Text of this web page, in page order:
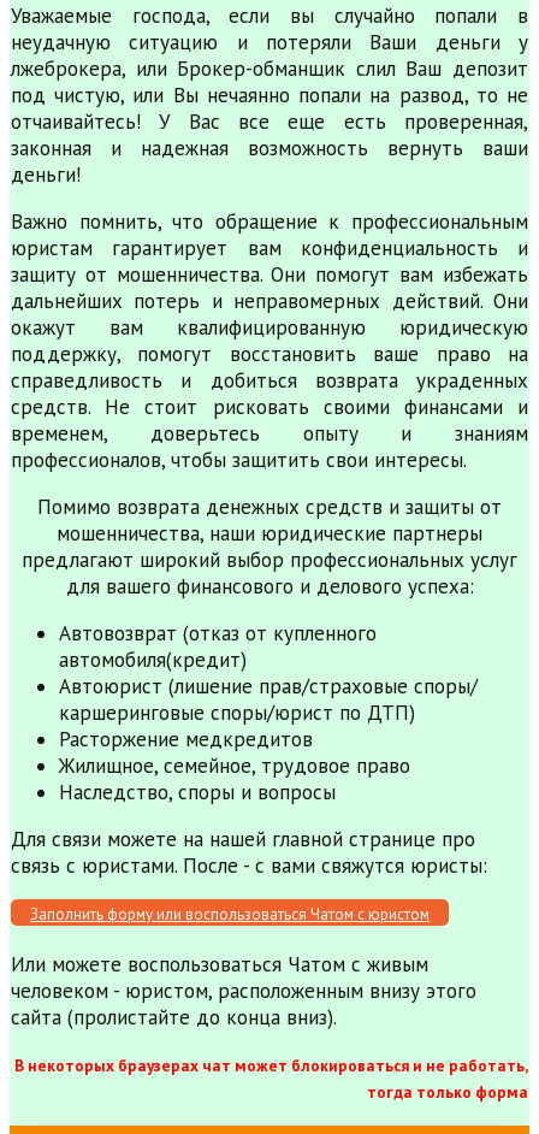
Уважаемые господа, если вы случайно попали в
неудачную ситуацию и потеряли Ваши деньги у
лжеброкера, или Брокер-обманщик слил Ваш депозит
под чистую, или Вы нечаянно попали на развод, то не
отчаивайтесь! У Вас все еще есть проверенная,
законная и надежная возможность вернуть ваши
деньги!
Важно помнить, что обращение к профессиональным
юристам гарантирует вам конфиденциальность и
защиту от мошенничества. Они помогут вам избежать
дальнейших потерь и неправомерных действий. Они
окажут вам квалифицированную юридическую
поддержку, помогут восстановить ваше право на
справедливость и добиться возврата украденных
средств. Не стоит рисковать своими финансами и
временем, доверьтесь опыту и знаниям
профессионалов, чтобы защитить свои интересы.
Помимо возврата денежных средств и защиты от
мошенничества, наши юридические партнеры
предлагают широкий выбор профессиональных услуг
для вашего финансового и делового успеха:
Автовозврат (отказ от купленного
автомобиля(кредит)
Автоюрист (лишение прав/страховые споры/
каршеринговые споры/юрист по ДТП)
Расторжение медкредитов
Жилищное, семейное, трудовое право
Наследство, споры и вопросы
Для связи можете на нашей главной странице про
связь с юристами. После - с вами свяжутся юристы:
Заполнить форму или воспользоваться Чатом с юристом
Или можете воспользоваться Чатом с живым
человеком - юристом, расположенным внизу этого
сайта (пролистайте до конца вниз).
В некоторых браузерах чат может блокироваться и не работать,
тогда только форма